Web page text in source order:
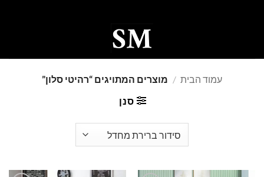
עמוד הבית / מוצרים המתויגים “רהיטי סלון”
סנן